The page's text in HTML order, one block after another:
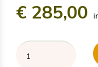
€ 285,00